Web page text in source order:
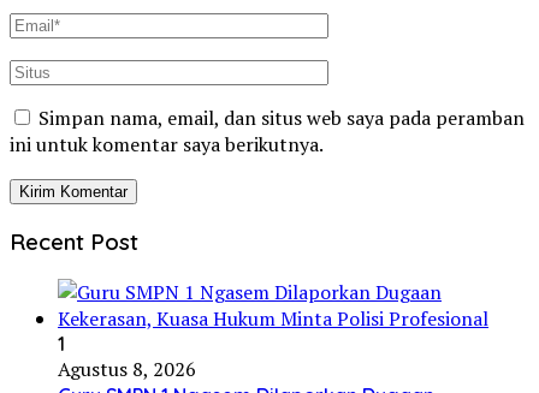
Simpan nama, email, dan situs web saya pada peramban
ini untuk komentar saya berikutnya.
Recent Post
1
Agustus 8, 2026